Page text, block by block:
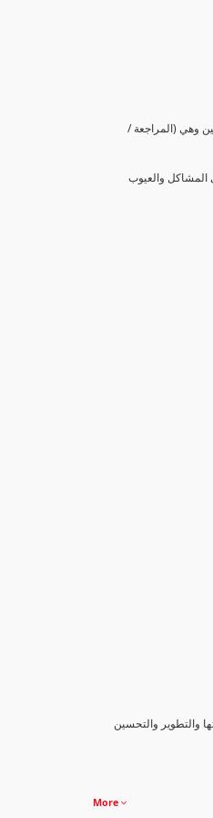
وهي (المراجعة /
المشاكل والعيوب
والتطوير والتحسين
More